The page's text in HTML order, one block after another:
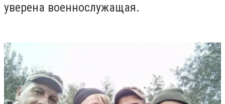
уверена военнослужащая.